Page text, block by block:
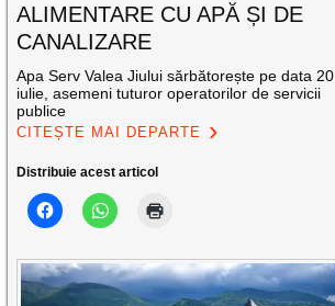
ALIMENTARE CU APĂ ȘI DE
CANALIZARE
Apa Serv Valea Jiului sărbătorește pe data 20
iulie, asemeni tuturor operatorilor de servicii
publice
CITEȘTE MAI DEPARTE
Distribuie acest articol